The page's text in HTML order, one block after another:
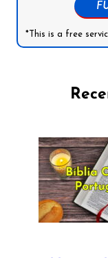
*This is a free